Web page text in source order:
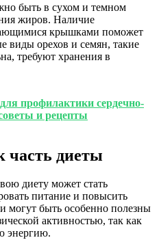
быть в сухом и темном
жиров. Наличие
крышками поможет
виды орехов и семян, такие
требуют хранения в
профилактики сердечно-
и рецепты
часть диеты
диету может стать
питание и повысить
могут быть особенно полезны
активностью, так как
энергию.